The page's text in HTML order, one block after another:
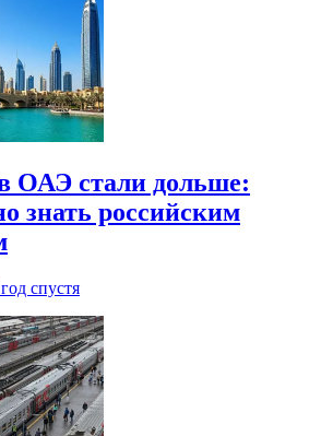
ОАЭ стали дольше:
знать российским
спустя